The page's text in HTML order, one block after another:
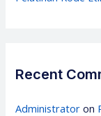
Recent
Administrator on